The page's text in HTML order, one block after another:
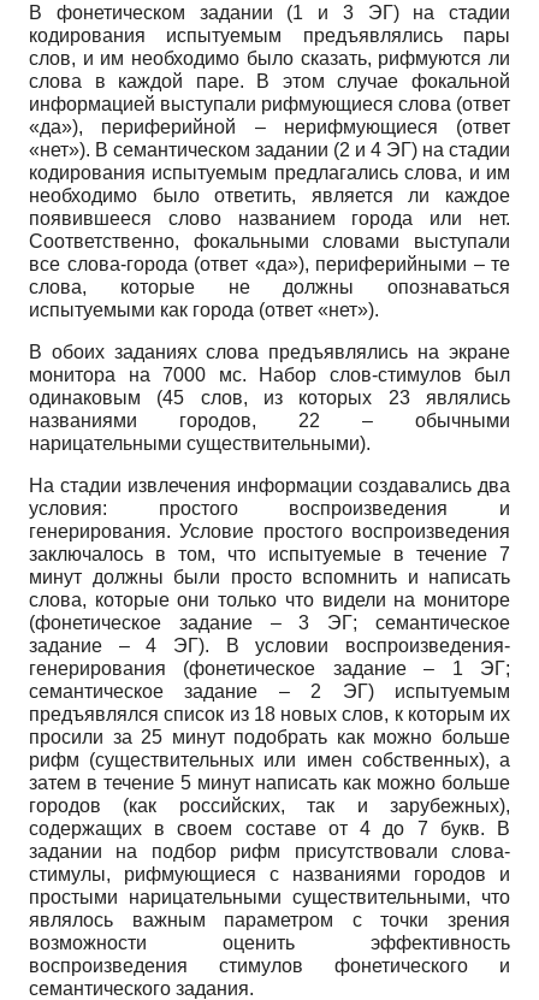
В фонетическом задании (1 и 3 ЭГ) на стадии
кодирования испытуемым предъявлялись пары
слов, и им необходимо было сказать, рифмуются ли
слова в каждой паре. В этом случае фокальной
информацией выступали рифмующиеся слова (ответ
«да»), периферийной – нерифмующиеся (ответ
«нет»). В семантическом задании (2 и 4 ЭГ) на стадии
кодирования испытуемым предлагались слова, и им
необходимо было ответить, является ли каждое
появившееся слово названием города или нет.
Соответственно, фокальными словами выступали
все слова-города (ответ «да»), периферийными – те
слова, которые не должны опознаваться
испытуемыми как города (ответ «нет»).
В обоих заданиях слова предъявлялись на экране
монитора на 7000 мс. Набор слов-стимулов был
одинаковым (45 слов, из которых 23 являлись
названиями городов, 22 – обычными
нарицательными существительными).
На стадии извлечения информации создавались два
условия: простого воспроизведения и
генерирования. Условие простого воспроизведения
заключалось в том, что испытуемые в течение 7
минут должны были просто вспомнить и написать
слова, которые они только что видели на мониторе
(фонетическое задание – 3 ЭГ; семантическое
задание – 4 ЭГ). В условии воспроизведения-
генерирования (фонетическое задание – 1 ЭГ;
семантическое задание – 2 ЭГ) испытуемым
предъявлялся список из 18 новых слов, к которым их
просили за 25 минут подобрать как можно больше
рифм (существительных или имен собственных), а
затем в течение 5 минут написать как можно больше
городов (как российских, так и зарубежных),
содержащих в своем составе от 4 до 7 букв. В
задании на подбор рифм присутствовали слова-
стимулы, рифмующиеся с названиями городов и
простыми нарицательными существительными, что
являлось важным параметром с точки зрения
возможности оценить эффективность
воспроизведения стимулов фонетического и
семантического задания.